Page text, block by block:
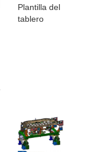
Plantilla del
tablero